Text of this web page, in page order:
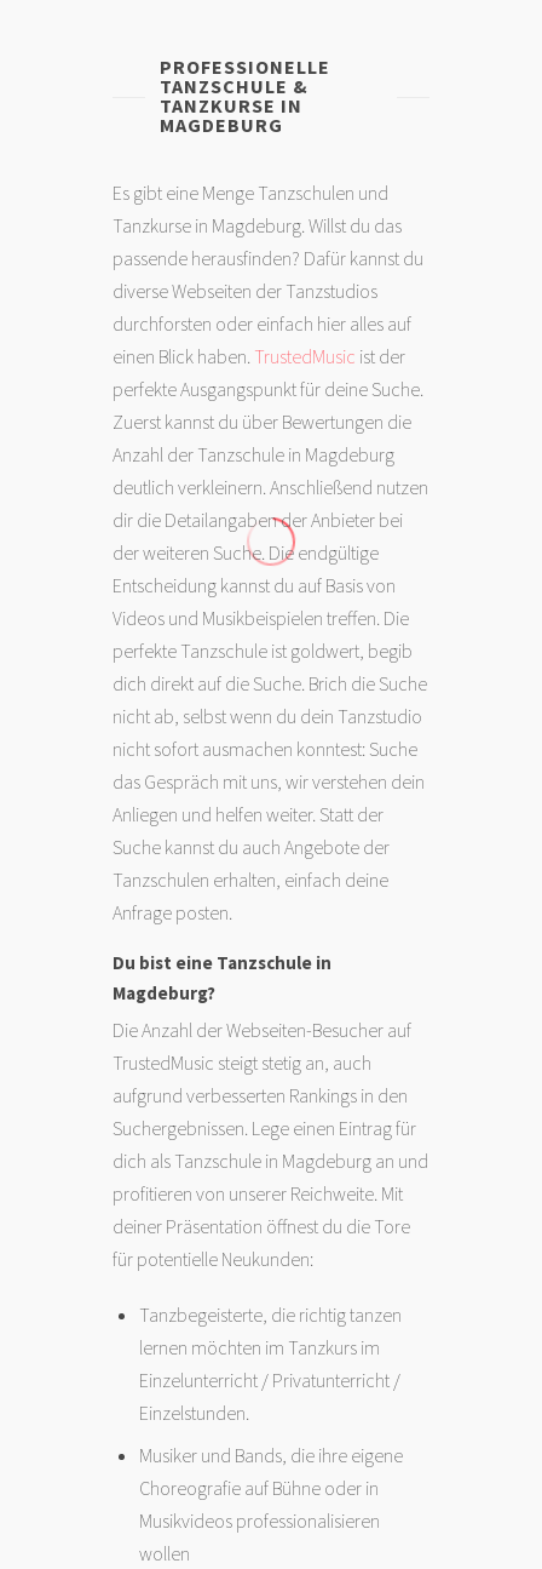
PROFESSIONELLE
TANZSCHULE &
TANZKURSE IN
MAGDEBURG
Es gibt eine Menge Tanzschulen und
Tanzkurse in Magdeburg. Willst du das
passende herausfinden? Dafür kannst du
diverse Webseiten der Tanzstudios
durchforsten oder einfach hier alles auf
einen Blick haben. TrustedMusic ist der
perfekte Ausgangspunkt für deine Suche.
Zuerst kannst du über Bewertungen die
Anzahl der Tanzschule in Magdeburg
deutlich verkleinern. Anschließend nutzen
dir die Detailangaben der Anbieter bei
der weiteren Suche. Die endgültige
Entscheidung kannst du auf Basis von
Videos und Musikbeispielen treffen. Die
perfekte Tanzschule ist goldwert, begib
dich direkt auf die Suche. Brich die Suche
nicht ab, selbst wenn du dein Tanzstudio
nicht sofort ausmachen konntest: Suche
das Gespräch mit uns, wir verstehen dein
Anliegen und helfen weiter. Statt der
Suche kannst du auch Angebote der
Tanzschulen erhalten, einfach deine
Anfrage posten.
Du bist eine Tanzschule in
Magdeburg?
Die Anzahl der Webseiten-Besucher auf
TrustedMusic steigt stetig an, auch
aufgrund verbesserten Rankings in den
Suchergebnissen. Lege einen Eintrag für
dich als Tanzschule in Magdeburg an und
profitieren von unserer Reichweite. Mit
deiner Präsentation öffnest du die Tore
für potentielle Neukunden:
Tanzbegeisterte, die richtig tanzen
lernen möchten im Tanzkurs im
Einzelunterricht / Privatunterricht /
Einzelstunden.
Musiker und Bands, die ihre eigene
Choreografie auf Bühne oder in
Musikvideos professionalisieren
wollen